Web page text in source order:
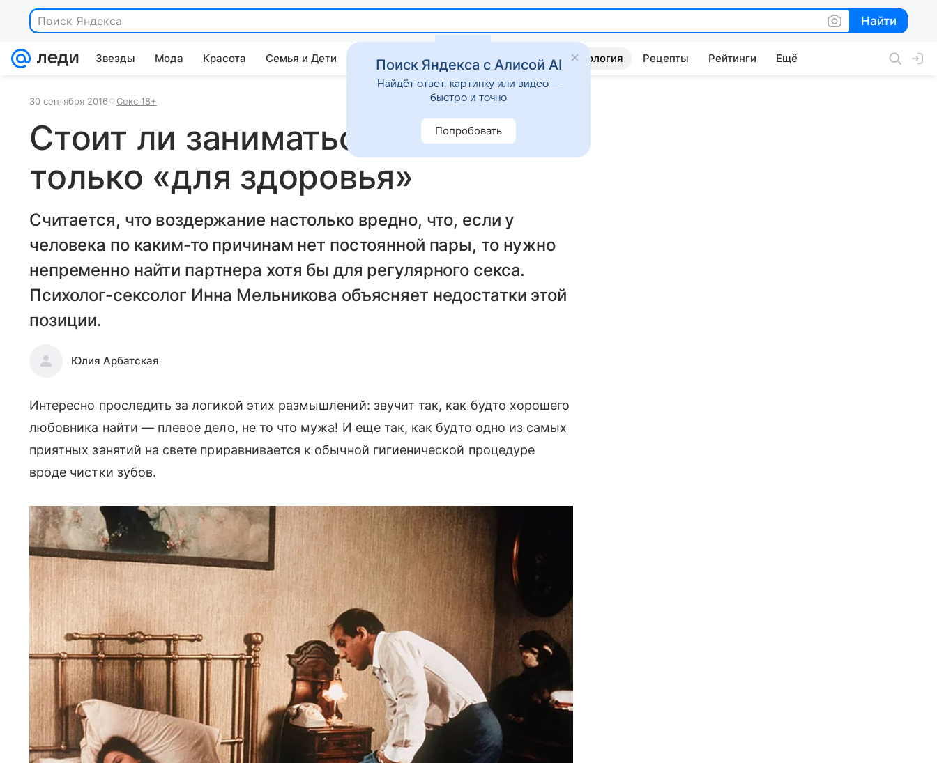
Поиск Яндекса Найти
Найти
Звезды Мода Красота Семья и Дети Дом Гороскопы Стиль жизни Психология Рецепты Рейтинги Ещё
30 сентября 2016 Секс 18+
Стоит ли заниматься сексом
только «для здоровья»
Считается, что воздержание настолько вредно, что, если у
человека по каким-то причинам нет постоянной пары, то нужно
непременно найти партнера хотя бы для регулярного секса.
Психолог-сексолог Инна Мельникова объясняет недостатки этой
позиции.
Юлия Арбатская
Интересно проследить за логикой этих размышлений: звучит так, как будто хорошего
любовника найти — плевое дело, не то что мужа! И еще так, как будто одно из самых
приятных занятий на свете приравнивается к обычной гигиенической процедуре
вроде чистки зубов.
Поиск Яндекса с Алисой AI
Найдёт ответ, картинку или видео —
быстро и точно
Попробовать